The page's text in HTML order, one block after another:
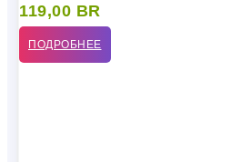
119,00 BR
ПОДРОБНЕЕ